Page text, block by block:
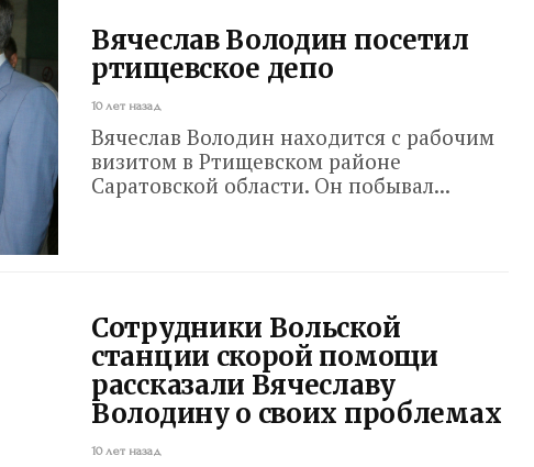
Вячеслав Володин посетил
ртищевское депо
10 лет назад
Вячеслав Володин находится с рабочим
визитом в Ртищевском районе
Саратовской области. Он побывал...
Сотрудники Вольской
станции скорой помощи
рассказали Вячеславу
Володину о своих проблемах
10 лет назад